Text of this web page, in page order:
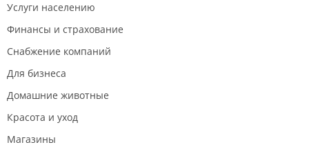
Услуги населению
Финансы и страхование
Снабжение компаний
Для бизнеса
Домашние животные
Красота и уход
Магазины